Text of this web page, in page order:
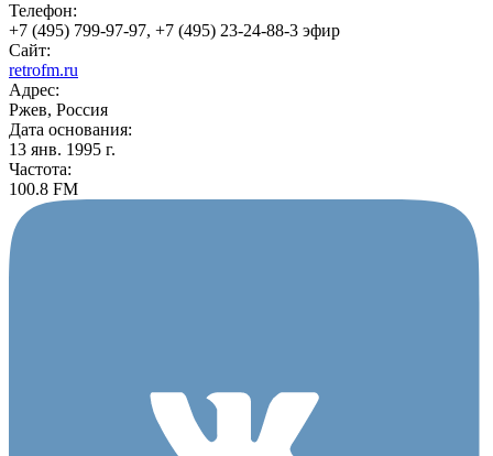
Телефон:
+7 (495) 799-97-97, +7 (495) 23-24-88-3 эфир
Сайт:
retrofm.ru
Адрес:
Ржев, Россия
Дата основания:
13 янв. 1995 г.
Частота:
100.8 FM